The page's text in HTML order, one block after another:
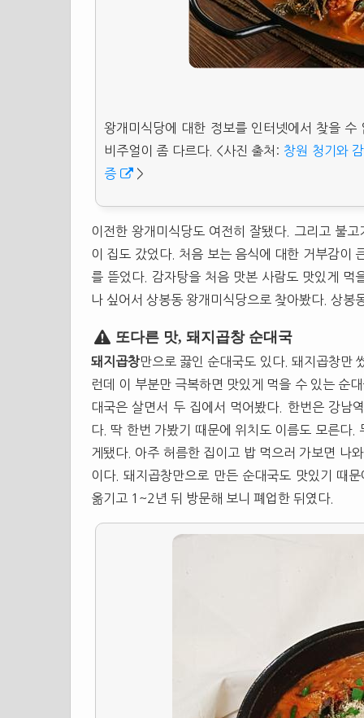
왕개미식당에 대한 정보를 인터넷에서 찾을
비주얼이 좀 다르다. <사진 출처: 창원 청기와
증
>
이전한 왕개미식당도 여전히 잘됐다. 그리고 불
이 집도 갔었다. 처음 보는 음식에 대한 거부감이
를 뜯었다. 감자탕을 처음 맛본 사람도 맛있게 먹
나 싶어서 상봉동 왕개미식당으로 찾아봤다. 상
또다른 맛, 돼지곱창 순대국
돼지곱창만으로 끓인 순대국도 있다. 돼지곱창만
런데 이 부분만 극복하면 맛있게 먹을 수 있는 순
대국은 살면서 두 집에서 먹어봤다. 한번은 강남
다. 딱 한번 가봤기 때문에 위치도 이름도 모른다
게됐다. 아주 허름한 집이고 밥 먹으러 가보면 나
이다. 돼지곱창만으로 만든 순대국도 맛있기 때
옮기고 1~2년 뒤 방문해 보니 폐업한 뒤였다.